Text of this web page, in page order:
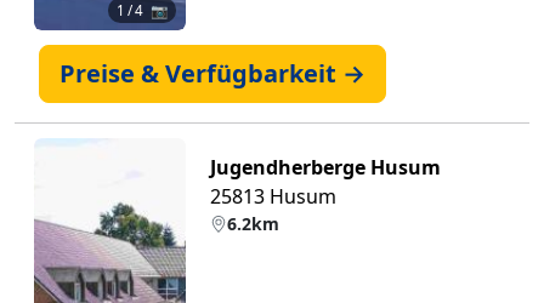
1 / 4 📷
Preise & Verfügbarkeit →
Jugendherberge Husum
25813 Husum
6.2km